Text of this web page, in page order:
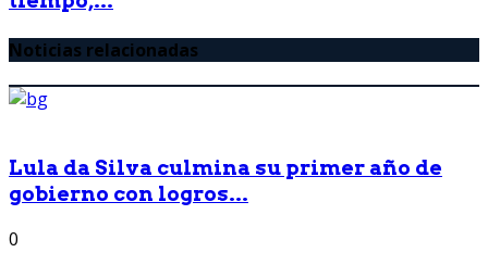
Noticias relacionadas
Lula da Silva culmina su primer año de
gobierno con logros...
0